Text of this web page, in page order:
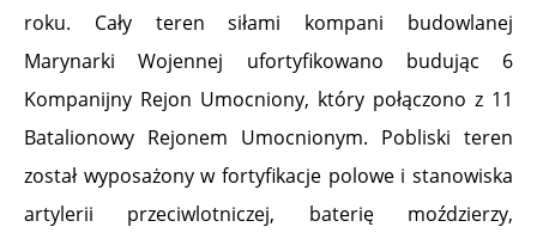
roku. Cały teren siłami kompani budowlanej
Marynarki Wojennej ufortyfikowano budując 6
Kompanijny Rejon Umocniony, który połączono z 11
Batalionowy Rejonem Umocnionym. Pobliski teren
został wyposażony w fortyfikacje polowe i stanowiska
artylerii przeciwlotniczej, baterię moździerzy,